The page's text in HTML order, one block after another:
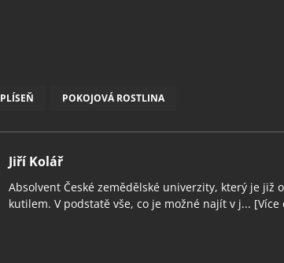
PLÍSEŇ POKOJOVÁ ROSTLINA
Jiří Kolář
Absolvent České zemědělské univerzity, který je již
kutilem. V podstatě vše, co je možné najít v j... [Více